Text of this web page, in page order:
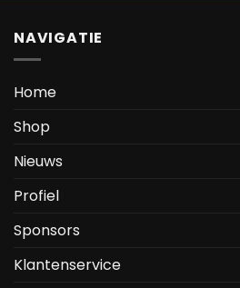
NAVIGATIE
Home
Shop
Nieuws
Profiel
Sponsors
Klantenservice